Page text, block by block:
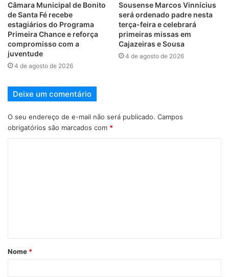
Câmara Municipal de Bonito
de Santa Fé recebe
estagiários do Programa
Primeira Chance e reforça
compromisso com a
juventude
4 de agosto de 2026
Sousense Marcos Vinnícius
será ordenado padre nesta
terça-feira e celebrará
primeiras missas em
Cajazeiras e Sousa
4 de agosto de 2026
Deixe um comentário
O seu endereço de e-mail não será publicado. Campos
obrigatórios são marcados com *
Nome *